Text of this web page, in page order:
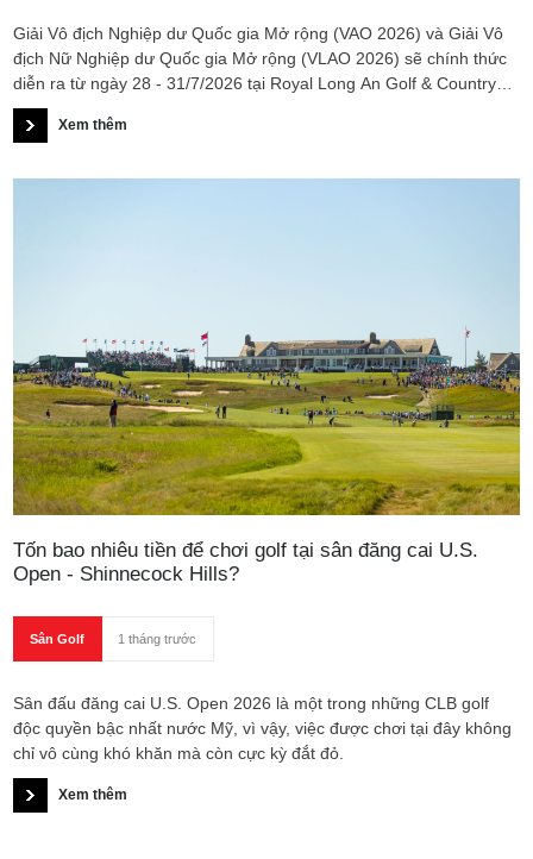
Giải Vô địch Nghiệp dư Quốc gia Mở rộng (VAO 2026) và Giải Vô
địch Nữ Nghiệp dư Quốc gia Mở rộng (VLAO 2026) sẽ chính thức
diễn ra từ ngày 28 - 31/7/2026 tại Royal Long An Golf & Country
Club. Đây là lần đầu tiên sân golf này được lựa chọn làm địa điểm
tổ chức giải đấu nghiệp dư danh giá nhất của golf Việt Nam.
Xem thêm
Tốn bao nhiêu tiền để chơi golf tại sân đăng cai U.S.
Open - Shinnecock Hills?
Sân Golf 1 tháng trước
Sân đấu đăng cai U.S. Open 2026 là một trong những CLB golf
độc quyền bậc nhất nước Mỹ, vì vậy, việc được chơi tại đây không
chỉ vô cùng khó khăn mà còn cực kỳ đắt đỏ.
Xem thêm